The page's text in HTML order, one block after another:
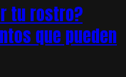
tu rostro?
que pueden